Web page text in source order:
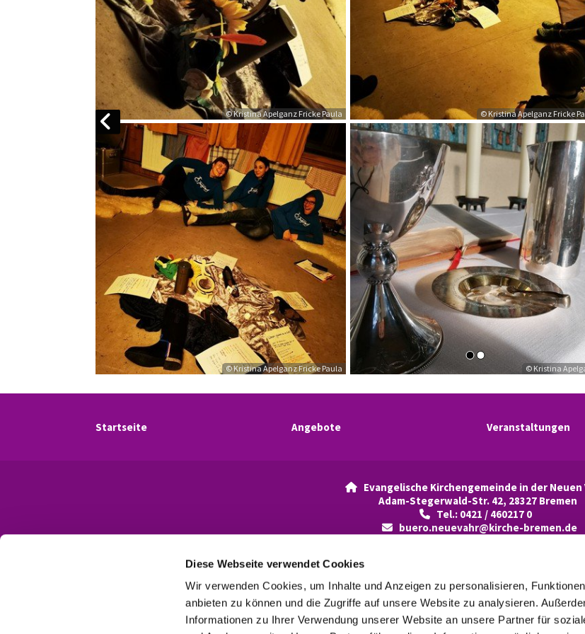
Diese Webseite verwendet Cookies
Wir verwenden Cookies, um Inhalte und Anzeigen zu personalisieren,
anbieten zu können und die Zugriffe auf unsere Website zu analysieren.
Informationen zu Ihrer Verwendung unserer Website an unsere Partner für
© Kristina Apelganz Fricke Paula © Kristina Apelganz Fricke
© Kristina Apelganz Fricke Paula © Kristina
Startseite Angebote Veranstaltungen

Evangelische Kirchengemeinde in der Neuen
Adam-Stegerwald-Str. 42, 28327 Bremen
Tel.: 0421 / 460217 0
 buero.neuevahr@kirche-bremen.de